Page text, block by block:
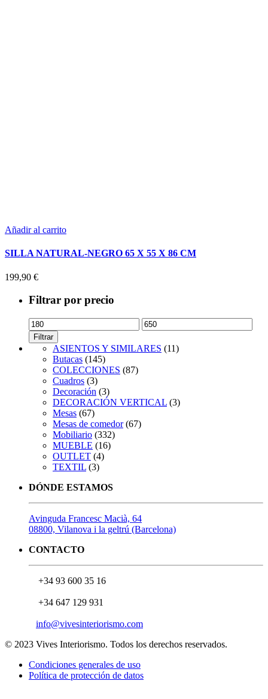
Añadir al carrito
SILLA NATURAL-NEGRO 65 X 55 X 86 CM
199,90 €
Filtrar por precio
Precio
mínimo
Precio
máximo
Filtrar
ASIENTOS Y SIMILARES (11)
Butacas (145)
COLECCIONES (87)
Cuadros (3)
Decoración (3)
DECORACIÓN VERTICAL (3)
Mesas (67)
Mesas de comedor (67)
Mobiliario (332)
MUEBLE (16)
OUTLET (4)
TEXTIL (3)
DÓNDE ESTAMOS
Avinguda Francesc Macià, 64
08800, Vilanova i la geltrú (Barcelona)
CONTACTO
+34 93 600 35 16
+34 647 129 931
info@vivesinteriorismo.com
© 2023 Vives Interiorismo. Todos los derechos reservados.
Condiciones generales de uso
Política de protección de datos